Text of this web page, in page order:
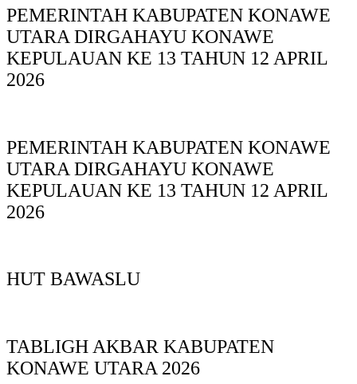
PEMERINTAH KABUPATEN KONAWE
UTARA DIRGAHAYU KONAWE
KEPULAUAN KE 13 TAHUN 12 APRIL
2026
PEMERINTAH KABUPATEN KONAWE
UTARA DIRGAHAYU KONAWE
KEPULAUAN KE 13 TAHUN 12 APRIL
2026
HUT BAWASLU
TABLIGH AKBAR KABUPATEN
KONAWE UTARA 2026